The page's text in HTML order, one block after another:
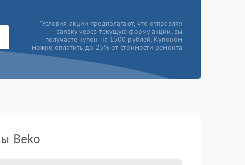
*Условия акции предполагают, что отправляя
заявку через текущую форму акции, вы
получаете купон на 1500 рублей. Купоном
можно оплатить до 25% от стоимости ремонта
Beko